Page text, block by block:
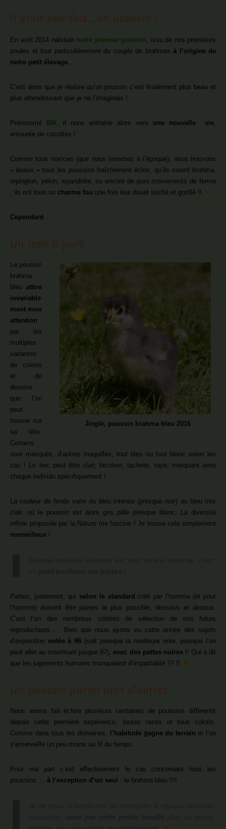
En avril 2014 naissait notre premier poussin , issu de nos premières
poules et tout particulièrement du couple de brahmas à l’origine de
notre petit élevage.
C’est alors que je réalise qu’un poussin c’est finalement plus beau et
plus attendrissant que je ne l’imaginais !
Prénommé BM , il nous entraine alors vers une nouvelle vie
entourée de cocottes !
Comme tous novices (que nous sommes à l’époque), nous trouvons
« beaux »tous les poussins fraîchement éclos, qu’ils soient brahma,
orpington, pékin, wyandotte, ou encore de purs croisements de ferme
; ils ont tous un charme fou une fois leur duvet séché et gonflé !!
Cependant
Jingle, poussin brahma bleu 2016
Le poussin
brahma
bleu attire
invariable
ment mon
attention
par les
multiples
variantes
de coloris
et de
dessins
que l’on
peut
trouver sur
sa tête.
Certains
sont masqués, d’autres maquillés, tout bleu ou tout blanc selon les
cas ! Le bec peut être clair, bicolore, tacheté, rayé, marquant ainsi
chaque individu spécifiquement !
La couleur de fonds varie du bleu intense (presque noir) au bleu très
clair, où le poussin est alors gris pâle presque blanc. La diversité
infinie proposée par la Nature me fascine ! Je trouve cela simplement
merveilleux !
Pattes, justement, qui selon le standard créé par l’homme (et pour
l’homme) doivent être jaunes le plus possible, dessous et dessus.
C’est l’un des nombreux critères de sélection de nos futurs
reproducteurs….. Bien que nous ayons vu cette année des sujets
d’exposition notés à 96 (soit presque la meilleure note, puisque l’on
peut aller au maximum jusque 97), avec des pattes noires!! Qui a dit
que les jugements humains manquaient d’impartialité ?? !!
Nous avons fait éclore plusieurs centaines de poussins différents
depuis cette première expérience, toutes races et tous coloris.
Comme dans tous les domaines,
l’habitude gagne du terrain et l’on
s’émerveille un peu moins au fil du temps.
Pour ma part c’est effectivement le cas concernant tous les
poussins…. à l’exception d’un seul : le brahma bleu !!!!